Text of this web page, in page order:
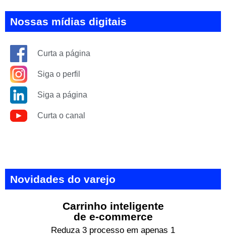
Nossas mídias digitais
Curta a página
Siga o perfil
Siga a página
Curta o canal
Novidades do varejo
Carrinho inteligente
de e-commerce
Reduza 3 processo em apenas 1